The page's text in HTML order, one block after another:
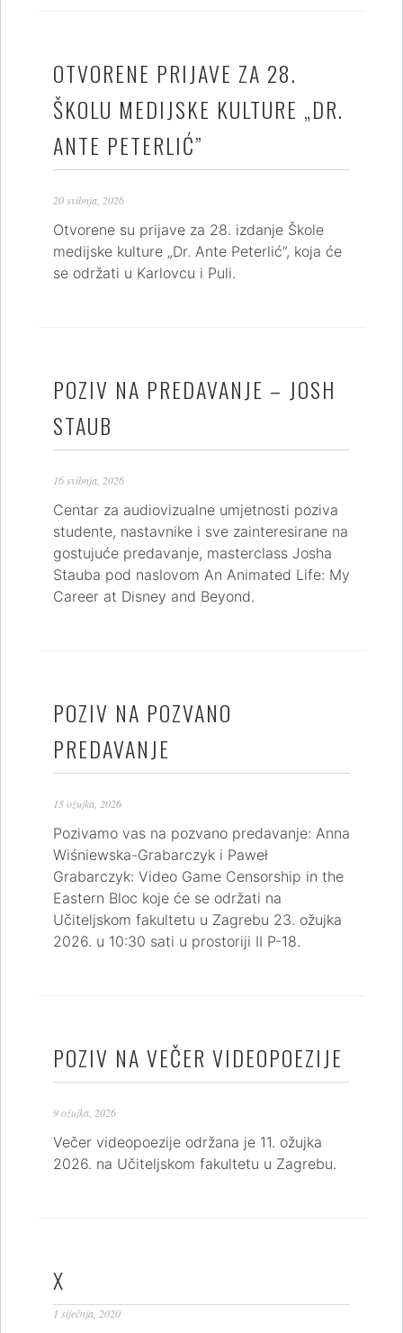
OTVORENE PRIJAVE ZA 28.
ŠKOLU MEDIJSKE KULTURE „DR.
ANTE PETERLIĆ”
20 svibnja, 2026
Otvorene su prijave za 28. izdanje Škole
medijske kulture „Dr. Ante Peterlić”, koja će
se održati u Karlovcu i Puli.
POZIV NA PREDAVANJE – JOSH
STAUB
16 svibnja, 2026
Centar za audiovizualne umjetnosti poziva
studente, nastavnike i sve zainteresirane na
gostujuće predavanje, masterclass Josha
Stauba pod naslovom An Animated Life: My
Career at Disney and Beyond.
POZIV NA POZVANO
PREDAVANJE
15 ožujka, 2026
Pozivamo vas na pozvano predavanje: Anna
Wiśniewska-Grabarczyk i Paweł
Grabarczyk: Video Game Censorship in the
Eastern Bloc koje će se održati na
Učiteljskom fakultetu u Zagrebu 23. ožujka
2026. u 10:30 sati u prostoriji II P-18.
POZIV NA VEČER VIDEOPOEZIJE
9 ožujka, 2026
Večer videopoezije održana je 11. ožujka
2026. na Učiteljskom fakultetu u Zagrebu.
X
1 siječnja, 2020